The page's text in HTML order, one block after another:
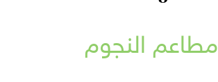
مطاعم النجوم